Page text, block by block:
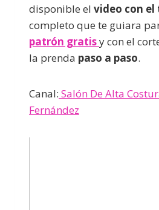
disponible el video con
completo que te guiara
patrón gratisy con el
la prenda paso a paso.
Canal: Salón De Alta
Fernández